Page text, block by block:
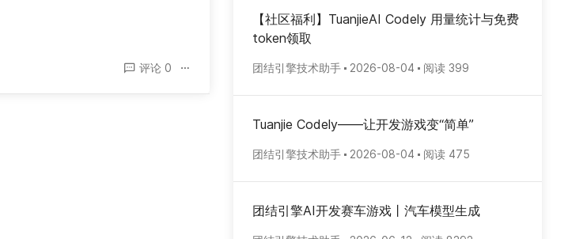
评论 0
【社区福利】TuanjieAI Codely 用量统计与免费
token领取
团结引擎技术助手 2026-08-04 阅读 399
Tuanjie Codely——让开发游戏变“简单”
团结引擎技术助手 2026-08-04 阅读 475
团结引擎AI开发赛车游戏丨汽车模型生成